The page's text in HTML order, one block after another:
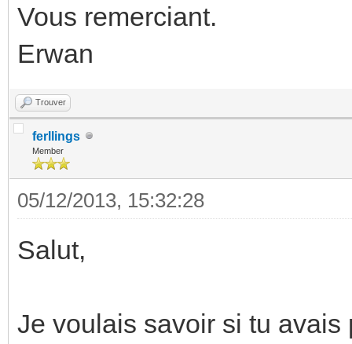
Vous remerciant.
Erwan
Trouver
ferllings
Member
05/12/2013, 15:32:28
Salut,
Je voulais savoir si tu